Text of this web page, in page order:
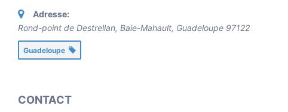
Adresse:
Rond-point de Destrellan, Baie-Mahault, Guadeloupe 97122
Guadeloupe
CONTACT